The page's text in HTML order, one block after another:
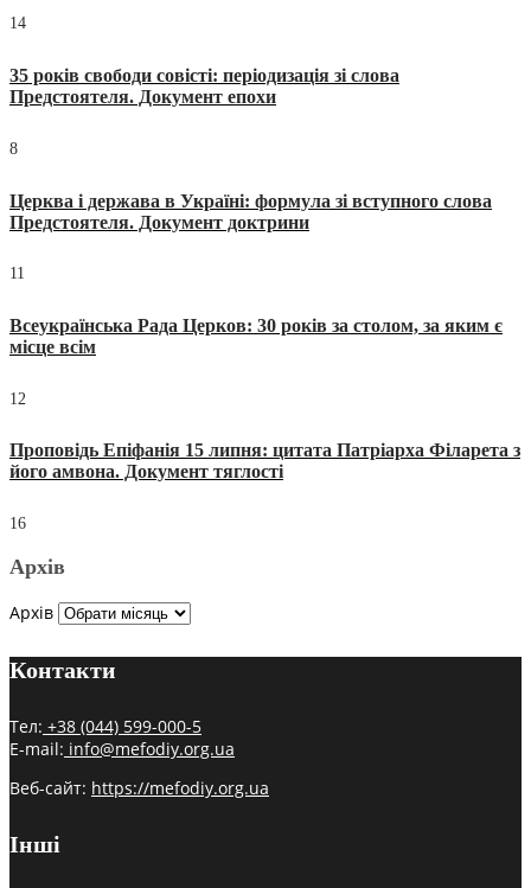
14
35 років свободи совісті: періодизація зі слова
Предстоятеля. Документ епохи
8
Церква і держава в Україні: формула зі вступного слова
Предстоятеля. Документ доктрини
11
Всеукраїнська Рада Церков: 30 років за столом, за яким є
місце всім
12
Проповідь Епіфанія 15 липня: цитата Патріарха Філарета з
його амвона. Документ тяглості
16
Архів
Архів
Контакти
Тел: +38 (044) 599-000-5
E-mail: info@mefodiy.org.ua
Веб-сайт: https://mefodiy.org.ua
Інші